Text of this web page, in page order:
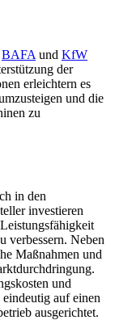
BAFA und KfW
der
erleichtern es
und die
zu
in den
investieren
verbessern. Neben
Maßnahmen und
und
auf einen
ausgerichtet.